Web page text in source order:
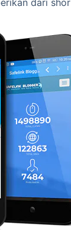
dari